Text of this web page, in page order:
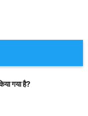
गया है?